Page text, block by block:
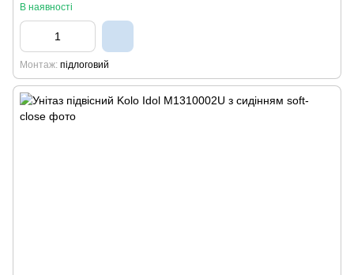
В наявності
Монтаж підлоговий